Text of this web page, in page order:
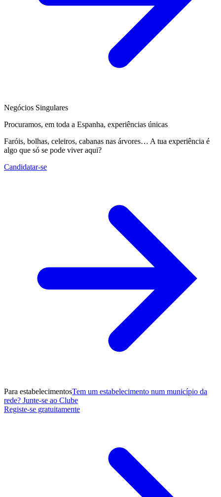
Negócios Singulares
Procuramos, em toda a Espanha, experiências únicas
Faróis, bolhas, celeiros, cabanas nas árvores… A tua experiência é
algo que só se pode viver aqui?
Candidatar-se
Para estabelecimentosTem um estabelecimento num município da
rede? Junte-se ao Clube
Registe-se gratuitamente